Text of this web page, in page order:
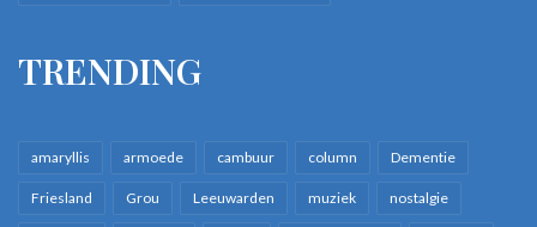
TRENDING
amaryllis armoede cambuur column Dementie
Friesland Grou Leeuwarden muziek nostalgie